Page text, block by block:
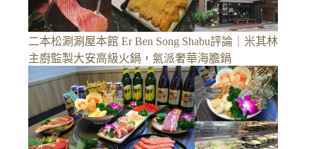
二本松涮涮屋本館 Er Ben Song Shabu評論｜米其林
主廚監製大安高級火鍋，氣派奢華海膽鍋